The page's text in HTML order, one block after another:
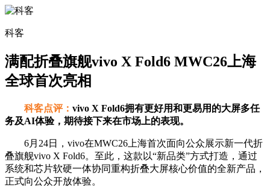
科客
满配折叠旗舰vivo X Fold6 MWC26上海
全球首次亮相
科客点评： vivo X Fold6拥有更好用和更易用的大屏多任
务及AI体验，期待接下来在市场上的表现。
6月24日，vivo在MWC26上海首次面向公众展示新一代折
叠旗舰vivo X Fold6。至此，这款以“新品类”方式打造，通过
系统和芯片软硬一体协同重构折叠大屏核心价值的全新产品，
正式向公众开放体验。